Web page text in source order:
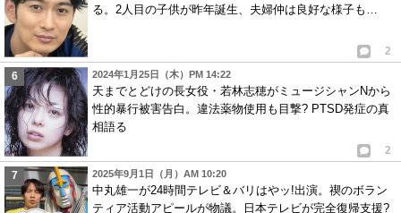
る。2人目の子供が昨年誕生、夫婦仲は良好な様子も…
2
2024年1月25日（木）PM 14:22
天までとどけの長女役・若林志穂がミュージシャンNから
性的暴行被害告白。違法薬物使用も目撃? PTSD発症の真
相語る
2
2025年9月1日（月）AM 10:20
中丸雄一が24時間テレビ＆バリはやッ!出演。禊のボラン
ティア活動アピールが物議。日本テレビが完全復帰支援?